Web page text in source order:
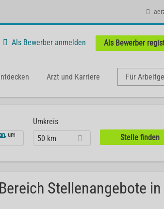
Als Bewerber anmelden Als Bewerber
Arzt und Karriere Für
, um
Umkreis
50 km
Stellenangebote in